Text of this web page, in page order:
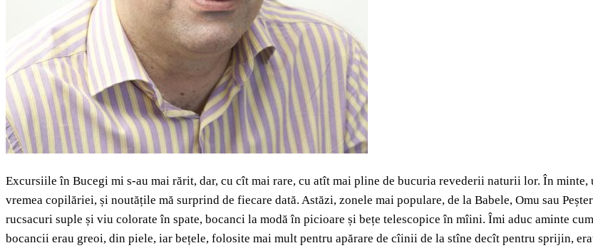
Excursiile în Bucegi mi s-au mai rărit, dar, cu cît mai rare, cu atît mai pline de bucuria revederii naturii lor. În
vremea copilăriei, și noutățile mă surprind de fiecare dată. Astăzi, zonele mai populare, de la Babele, Omu sau
rucsacuri suple și viu colorate în spate, bocanci la modă în picioare și bețe telescopice în mîini. Îmi aduc aminte
bocancii erau greoi, din piele, iar bețele, folosite mai mult pentru apărare de cîinii de la stîne decît pentru sprijin,